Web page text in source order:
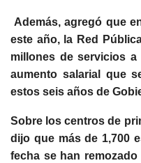
Además, agregó que
este año, la Red
millones de servicios
aumento salarial que
estos seis años de
Sobre los centros de
dijo que más de 1,700
fecha se han